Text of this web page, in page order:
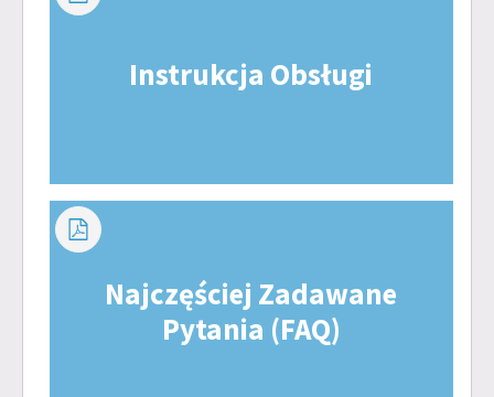
Instrukcja Obsługi
Najczęściej Zadawane
Pytania (FAQ)